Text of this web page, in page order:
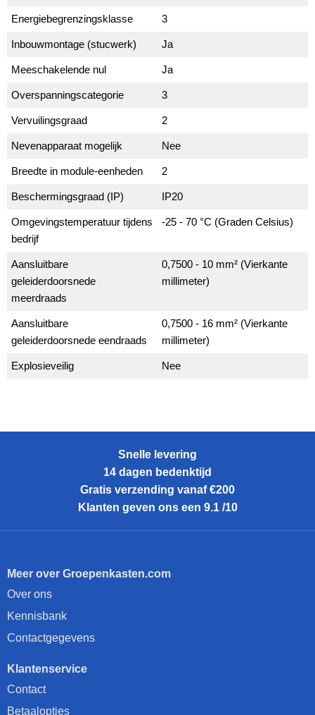
Energiebegrenzingsklasse 3
Inbouwmontage (stucwerk) Ja
Meeschakelende nul Ja
Overspanningscategorie 3
Vervuilingsgraad 2
Nevenapparaat mogelijk Nee
Breedte in module-eenheden 2
Beschermingsgraad (IP) IP20
Omgevingstemperatuur tijdens
bedrijf
-25 - 70 °C (Graden Celsius)
Aansluitbare
geleiderdoorsnede
meerdraads
0,7500 - 10 mm² (Vierkante
millimeter)
Aansluitbare
geleiderdoorsnede eendraads
0,7500 - 16 mm² (Vierkante
millimeter)
Explosieveilig Nee
Snelle levering
14 dagen bedenktijd
Gratis verzending vanaf €200
Klanten geven ons een 9.1 /10
Meer over Groepenkasten.com
Over ons
Kennisbank
Contactgegevens
Klantenservice
Contact
Betaalopties